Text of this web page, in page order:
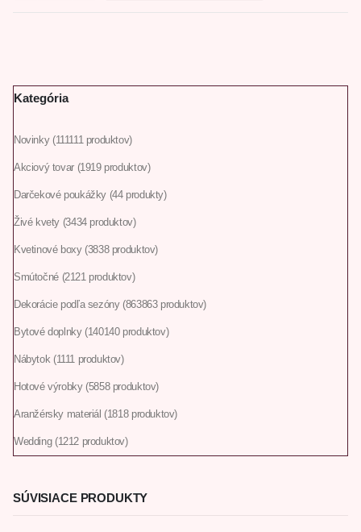
Kategória
Novinky 111111 produktov
Akciový tovar 1919 produktov
Darčekové poukážky 44 produkty
Živé kvety 3434 produktov
Kvetinové boxy 3838 produktov
Smútočné 2121 produktov
Dekorácie podľa sezóny 863863 produktov
Bytové doplnky 140140 produktov
Nábytok 1111 produktov
Hotové výrobky 5858 produktov
Aranžérsky materiál 1818 produktov
Wedding 1212 produktov
SÚVISIACE PRODUKTY